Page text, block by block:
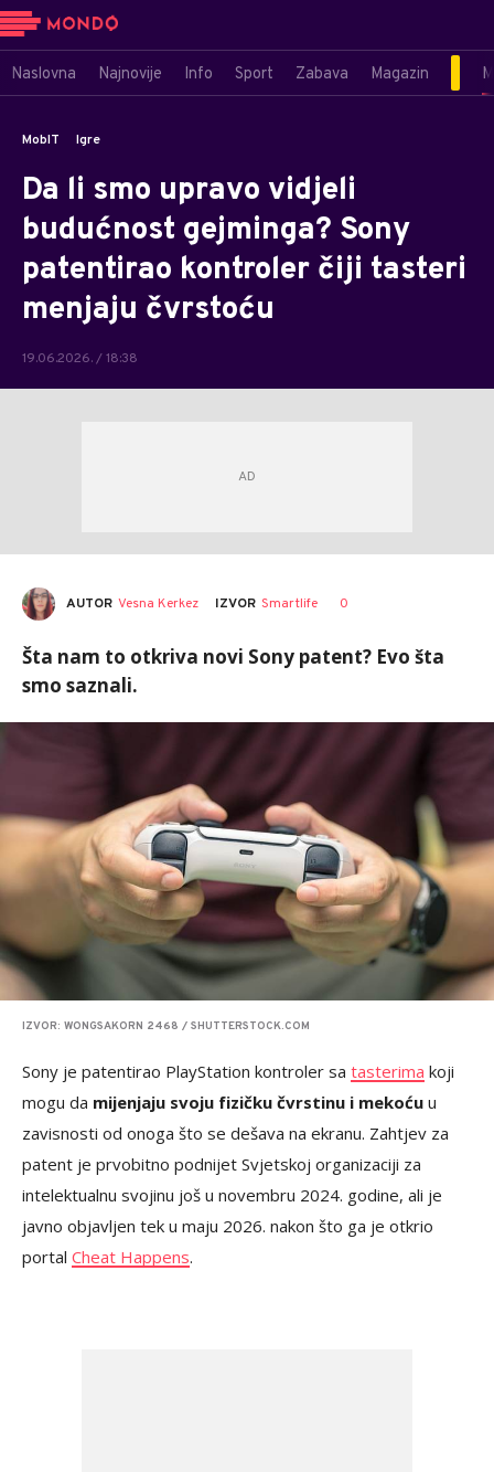
Naslovna Najnovije Info Sport Zabava Magazin
MobIT Igre
Da li smo upravo vidjeli
budućnost gejminga? Sony
patentirao kontroler čiji tasteri
menjaju čvrstoću
19.06.2026. / 18:38
AUTOR Vesna Kerkez IZVOR Smartlife 0
Šta nam to otkriva novi Sony patent? Evo šta
smo saznali.
IZVOR: WONGSAKORN 2468 / SHUTTERSTOCK.COM
Sony je patentirao PlayStation kontroler sa tasterima koji
mogu da mijenjaju svoju fizičku čvrstinu i mekoću u
zavisnosti od onoga što se dešava na ekranu. Zahtjev za
patent je prvobitno podnijet Svjetskoj organizaciji za
intelektualnu svojinu još u novembru 2024. godine, ali je
javno objavljen tek u maju 2026. nakon što ga je otkrio
portal Cheat Happens.